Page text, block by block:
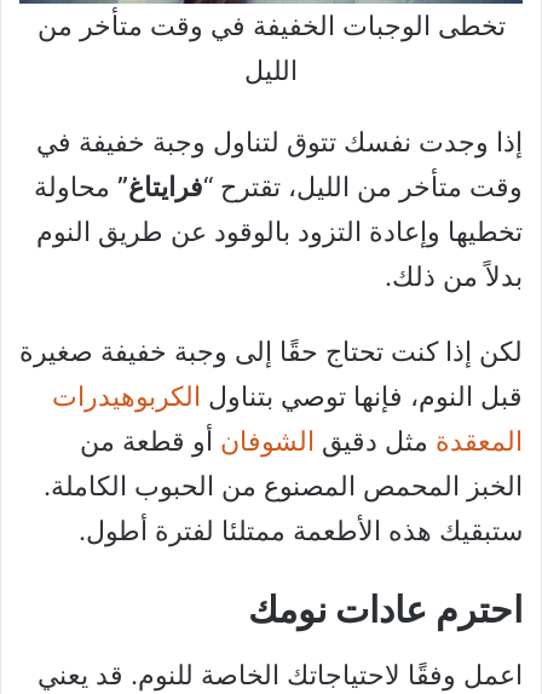
تخطى الوجبات الخفيفة في وقت متأخر من
الليل
إذا وجدت نفسك تتوق لتناول وجبة خفيفة في
وقت متأخر من الليل، تقترح “فرايتاغ” محاولة
تخطيها وإعادة التزود بالوقود عن طريق النوم
بدلاً من ذلك.
لكن إذا كنت تحتاج حقًا إلى وجبة خفيفة صغيرة
قبل النوم، فإنها توصي بتناول الكربوهيدرات
المعقدة مثل دقيق الشوفان أو قطعة من
الخبز المحمص المصنوع من الحبوب الكاملة.
ستبقيك هذه الأطعمة ممتلئا لفترة أطول.
احترم عادات نومك
اعمل وفقًا لاحتياجاتك الخاصة للنوم. قد يعني